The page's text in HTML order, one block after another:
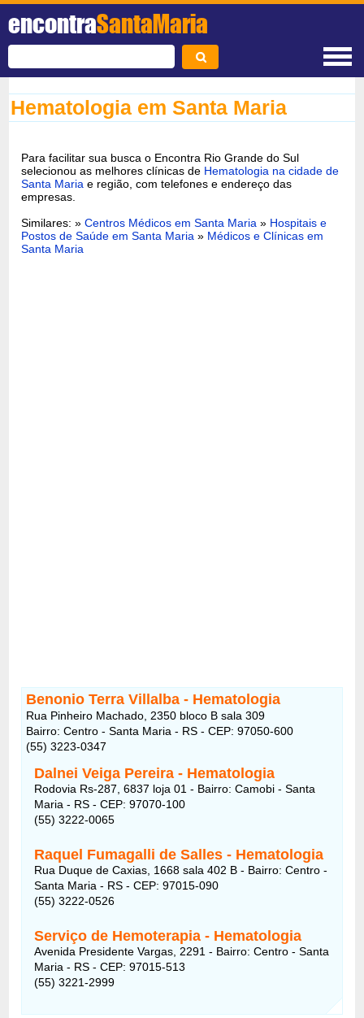
encontraSantaMaria
Hematologia em Santa Maria
Para facilitar sua busca o Encontra Rio Grande do Sul
selecionou as melhores clínicas de Hematologia na cidade de
Santa Maria e região, com telefones e endereço das
empresas.
Similares: »Centros Médicos em Santa Maria » Hospitais e
Postos de Saúde em Santa Maria » Médicos e Clínicas em
Santa Maria
Benonio Terra Villalba - Hematologia
Rua Pinheiro Machado, 2350 bloco B sala 309
Bairro: Centro - Santa Maria - RS - CEP: 97050-600
(55) 3223-0347
Dalnei Veiga Pereira - Hematologia
Rodovia Rs-287, 6837 loja 01 - Bairro: Camobi - Santa
Maria - RS - CEP: 97070-100
(55) 3222-0065
Raquel Fumagalli de Salles - Hematologia
Rua Duque de Caxias, 1668 sala 402 B - Bairro: Centro -
Santa Maria - RS - CEP: 97015-090
(55) 3222-0526
Serviço de Hemoterapia - Hematologia
Avenida Presidente Vargas, 2291 - Bairro: Centro - Santa
Maria - RS - CEP: 97015-513
(55) 3221-2999